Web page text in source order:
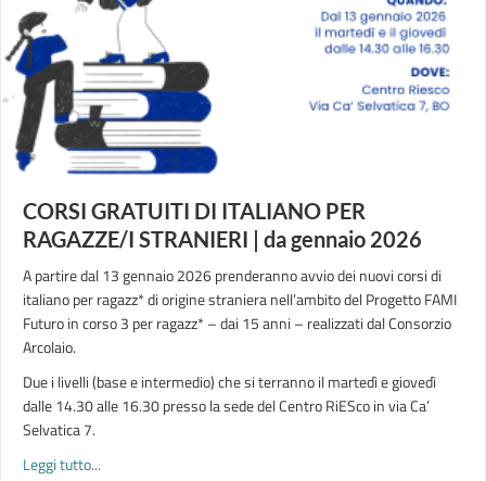
CORSI GRATUITI DI ITALIANO PER
RAGAZZE/I STRANIERI | da gennaio 2026
A partire dal 13 gennaio 2026 prenderanno avvio dei nuovi corsi di
italiano per ragazz* di origine straniera nell’ambito del Progetto FAMI
Futuro in corso 3 per ragazz* – dai 15 anni – realizzati dal Consorzio
Arcolaio.
Due i livelli (base e intermedio) che si terranno il martedì e giovedì
dalle 14.30 alle 16.30 presso la sede del Centro RiESco in via Ca’
Selvatica 7.
Leggi tutto...